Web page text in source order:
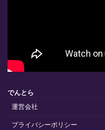
でんとら
運営会社
プライバシーポリシー